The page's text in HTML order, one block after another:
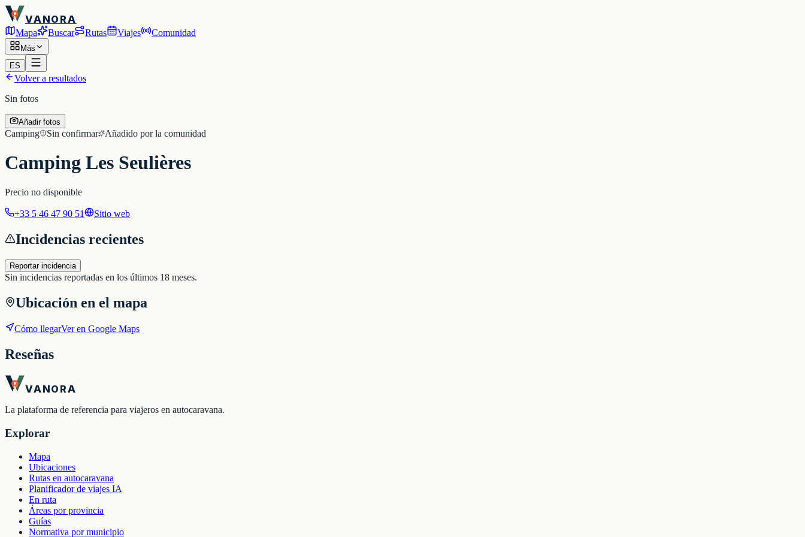
VANORA
Mapa Buscar Rutas Viajes Comunidad
Más
ES
Volver a resultados
Sin fotos
Añadir fotos
Camping Sin confirmar Añadido por la comunidad
Camping Les Seulières
Precio no disponible
+33 5 46 47 90 51 Sitio web
Incidencias recientes
Reportar incidencia
Sin incidencias reportadas en los últimos 18 meses.
Ubicación en el mapa
Cómo llegarVer en Google Maps
Reseñas
VANORA
La plataforma de referencia para viajeros en autocaravana.
Explorar
Mapa
Ubicaciones
Rutas en autocaravana
Planificador de viajes IA
En ruta
Áreas por provincia
Guías
Normativa por municipio